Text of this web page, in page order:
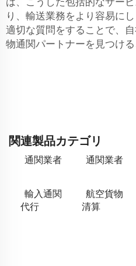
り、輸送業務をより容易に
適切な質問をすることで、
物通関パートナーを見つける
関連製品カテゴリ
通関業者 通関業者
輸入通関
代行
航空貨物
清算